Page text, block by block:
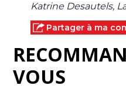
Katrine Desautels,
Partager à ma
VOUS